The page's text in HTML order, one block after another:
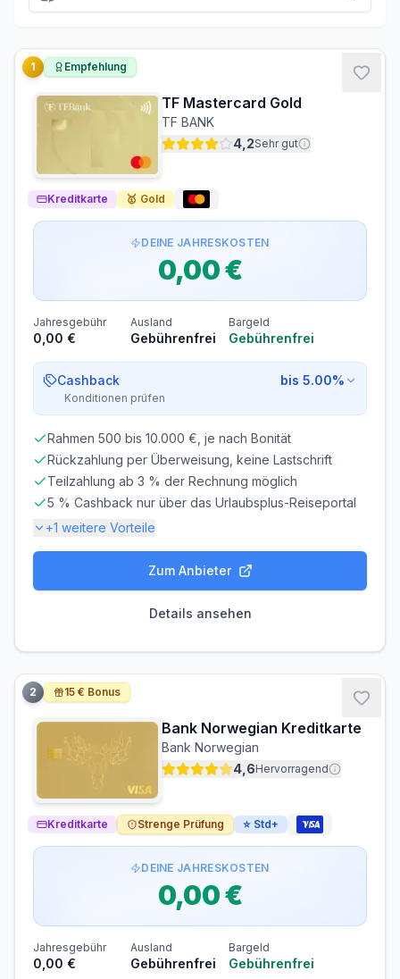
TF Mastercard Gold
TF BANK
4,2Sehr gut
Kreditkarte 🥇 Gold
1 Empfehlung
DEINE JAHRESKOSTEN
0,00 €
Jahresgebühr
0,00 €
Ausland
Gebührenfrei
Bargeld
Gebührenfrei
Cashback
Konditionen prüfen
bis 5.00%
Rahmen 500 bis 10.000 €, je nach Bonität
Rückzahlung per Überweisung, keine Lastschrift
Teilzahlung ab 3 % der Rechnung möglich
5 % Cashback nur über das Urlaubsplus-Reiseportal
+1 weitere Vorteile
Kostenlos
Zinsen & Kredit
SOLLZINS
22,60% p.a.
ZINSFREIE ZEIT
51 Tage
MINDESTTILGUNG
3%
Bargeldabhebungen: Zinsen ab Tag 1
Bargeldabhebungen fallen sofort
22,60% p.a. Zinsen an.
Voraussetzungen
MINDESTEINKOMMEN
ab 0,00 €/Monat
SCHUFA-ABFRAGE
Erforderlich
GIROKONTO
Nicht erforderlich
Zum Anbieter
Details ansehen
Bank Norwegian Kreditkarte
Bank Norwegian
4,6Hervorragend
Kreditkarte Strenge Prüfung ⭐ Std+
2 15 € Bonus
DEINE JAHRESKOSTEN
0,00 €
Jahresgebühr
0,00 €
Ausland
Gebührenfrei
Bargeld
Gebührenfrei